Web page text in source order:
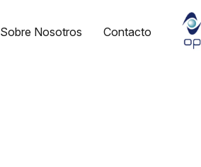
Sobre Nosotros Contacto